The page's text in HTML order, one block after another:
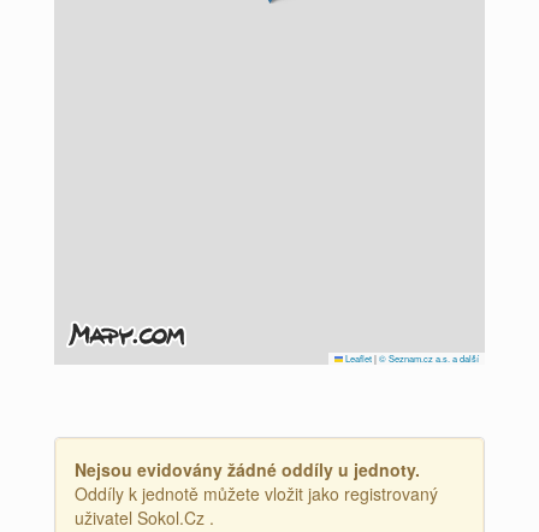
Leaflet|© Seznam.cz a.s. a další
Nejsou evidovány žádné oddíly u jednoty.
Oddíly k jednotě můžete vložit jako registrovaný
uživatel Sokol.Cz .